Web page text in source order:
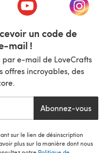
un code de
mail !
par e-mail de LoveCrafts
offres incroyables, des
Abonnez-vous
sur le lien de désinscription
plus sur la manière dont nous